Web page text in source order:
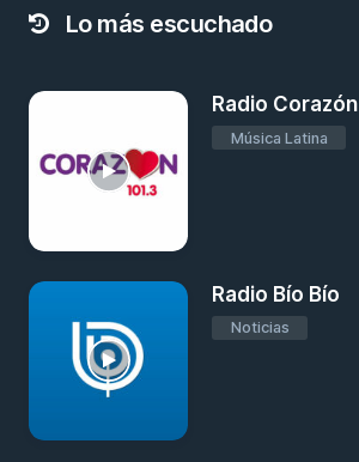
Lo más escuchado
Radio Corazón
Música Latina
Radio Bío Bío
Noticias